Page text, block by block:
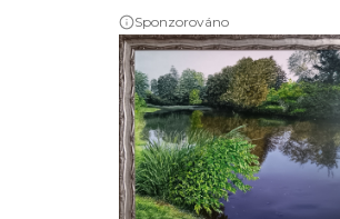
Sponzorováno